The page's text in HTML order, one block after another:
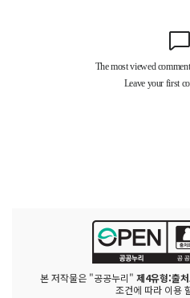
본 저작물은 "공공누리" 제4유형:출
조건에 따라 이용